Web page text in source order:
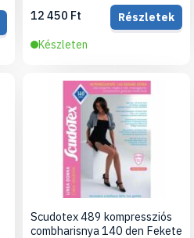
12 450 Ft
Részletek
Készleten
Scudotex 489 kompressziós
combharisnya 140 den Fekete